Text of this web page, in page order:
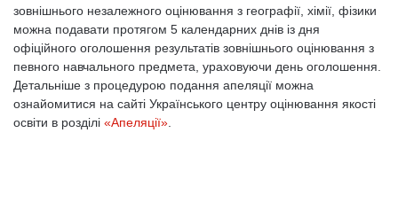
зовнішнього незалежного оцінювання з географії, хімії, фізики
можна подавати протягом 5 календарних днів із дня
офіційного оголошення результатів зовнішнього оцінювання з
певного навчального предмета, ураховуючи день оголошення.
Детальніше з процедурою подання апеляції можна
ознайомитися на сайті Українського центру оцінювання якості
освіти в розділі «Апеляції»